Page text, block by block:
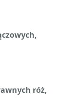
róż,